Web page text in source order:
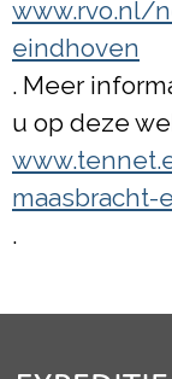
www.rvo.nl/
eindhoven
. Meer
u op deze
maasbracht-
.